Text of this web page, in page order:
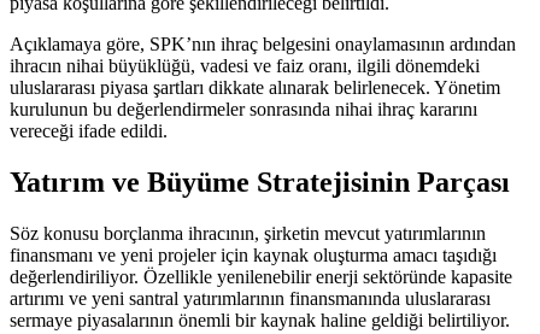
Açıklamaya göre, SPK’nın ihraç belgesini onaylamasının ardından
ihracın nihai büyüklüğü, vadesi ve faiz oranı, ilgili dönemdeki
uluslararası piyasa şartları dikkate alınarak belirlenecek. Yönetim
kurulunun bu değerlendirmeler sonrasında nihai ihraç kararını
vereceği ifade edildi.
Yatırım ve Büyüme Stratejisinin Parçası
Söz konusu borçlanma ihracının, şirketin mevcut yatırımlarının
finansmanı ve yeni projeler için kaynak oluşturma amacı taşıdığı
değerlendiriliyor. Özellikle yenilenebilir enerji sektöründe kapasite
artırımı ve yeni santral yatırımlarının finansmanında uluslararası
sermaye piyasalarının önemli bir kaynak haline geldiği belirtiliyor.